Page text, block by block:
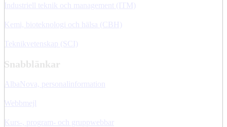
Industriell teknik och management (ITM)
Kemi, bioteknologi och hälsa (CBH)
Teknikvetenskap (SCI)
Snabblänkar
AlbaNova, personalinformation
Webbmejl
Kurs-, program- och gruppwebbar